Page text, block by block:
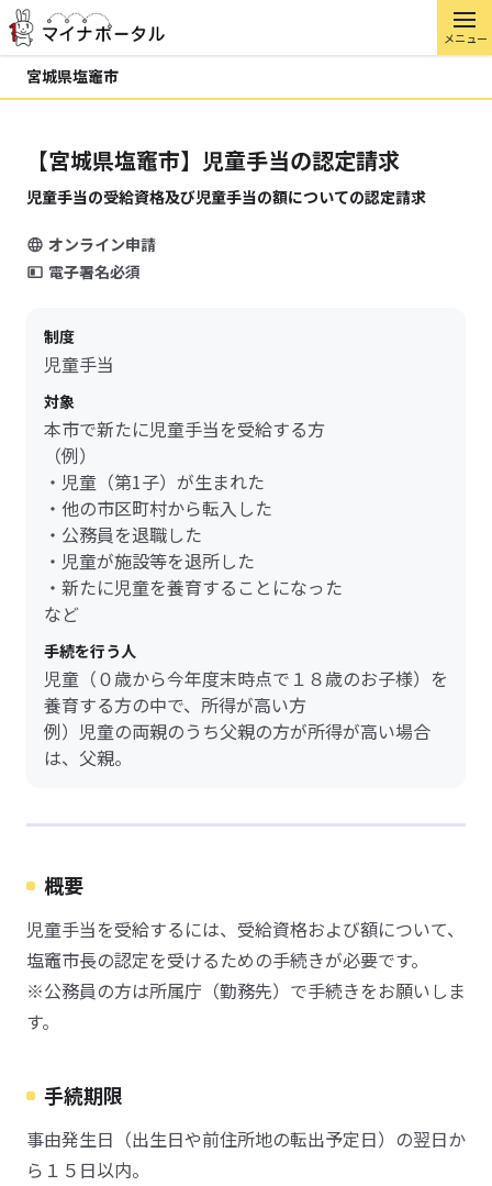
メニュー
宮城県塩竈市
【宮城県塩竈市】児童手当の認定請求
児童手当の受給資格及び児童手当の額についての認定請求
オンライン申請
電子署名必須
制度
児童手当
対象
本市で新たに児童手当を受給する方
（例）
・児童（第1子）が生まれた
・他の市区町村から転入した
・公務員を退職した
・児童が施設等を退所した
・新たに児童を養育することになった
など
手続を行う人
児童（０歳から今年度末時点で１８歳のお子様）を
養育する方の中で、所得が高い方
例）児童の両親のうち父親の方が所得が高い場合
は、父親。
概要
児童手当を受給するには、受給資格および額について、
塩竈市長の認定を受けるための手続きが必要です。
※公務員の方は所属庁（勤務先）で手続きをお願いしま
す。
手続期限
事由発生日（出生日や前住所地の転出予定日）の翌日か
ら１５日以内。